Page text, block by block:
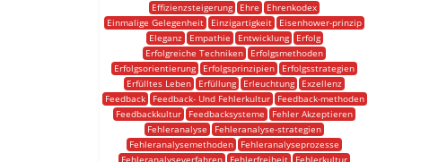
Effizienzsteigerung
Ehre
Ehrenkodex
Einmalige Gelegenheit
Einzigartigkeit
Eisenhower-prinzip
Eleganz
Empathie Entwicklung
Erfolg
Erfolgreiche Techniken
Erfolgsmethoden
Erfolgsorientierung
Erfolgsprinzipien
Erfolgsstrategien
Erfülltes Leben
Erfüllung Erleuchtung
Exzellenz
Feedback
Feedback- Und Fehlerkultur
Feedback-methoden
Feedbackkultur
Feedbacksysteme
Fehler Akzeptieren
Fehleranalyse
Fehleranalyse-strategien
Fehleranalysemethoden
Fehleranalyseprozesse
Fehleranalyseverfahren
Fehlerfreiheit Fehlerkultur